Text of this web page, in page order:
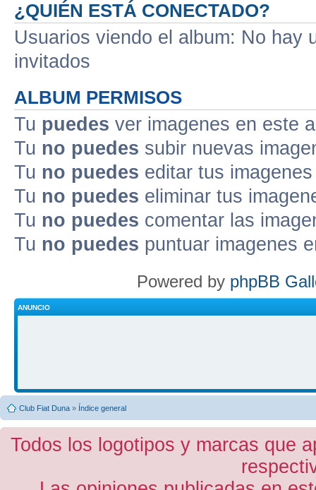
¿QUIÉN ESTÁ CONECTADO?
Usuarios viendo el album: No hay
invitados
ALBUM PERMISOS
Tu puedes ver imagenes en este
Tu no puedes subir nuevas
Tu no puedes editar tus
Tu no puedes eliminar tus
Tu no puedes comentar las
Tu no puedes puntuar imagenes
Powered by phpBB
ANUNCIO
Club Fiat Duna » Índice general
Todos los logotipos y marcas que